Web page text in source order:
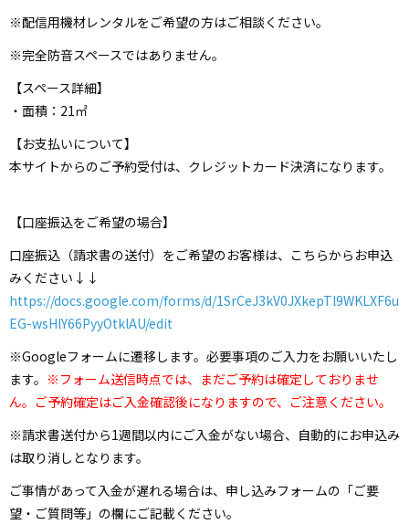
※配信用機材レンタルをご希望の方はご相談ください。
※完全防音スペースではありません。
【スペース詳細】
・面積：21㎡
【お支払いについて】
本サイトからのご予約受付は、クレジットカード決済になります。
【口座振込をご希望の場合】
口座振込（請求書の送付）をご希望のお客様は、こちらからお申込
みください↓↓
https://docs.google.com/forms/d/1SrCeJ3kV0JXkepTl9WKLXF6u
EG-wsHlY66PyyOtklAU/edit
※Googleフォームに遷移します。必要事項のご入力をお願いいたし
ます。 ※フォーム送信時点では、まだご予約は確定しておりませ
ん。ご予約確定はご入金確認後になりますので、ご注意ください。
※請求書送付から1週間以内にご入金がない場合、自動的にお申込み
は取り消しとなります。
ご事情があって入金が遅れる場合は、申し込みフォームの「ご要
望・ご質問等」の欄にご記載ください。